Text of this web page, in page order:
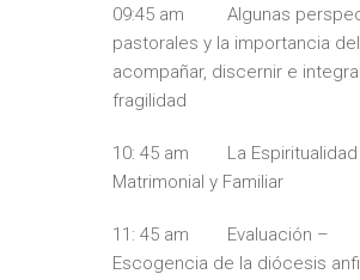
09:45 am Algunas
pastorales y la importancia del
acompañar, discernir e
fragilidad
10: 45 am La Espiritualidad
Matrimonial y Familiar
11: 45 am Evaluación –
Escogencia de la diócesis